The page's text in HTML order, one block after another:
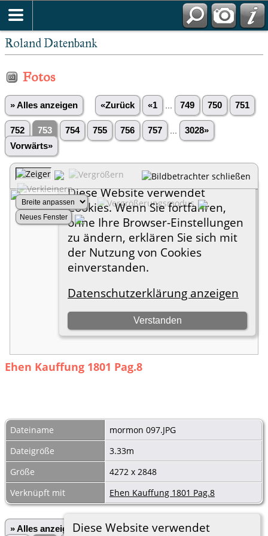
Roland Datenbank
Diese Website verwendet
Fotos
» Alles anzeigen «Zurück «1 749 750 751
752 753 754 755 756 757
3028»
Vorwärts»
Ehen Kauffung 1801 Pag.8
Dateiname
mormon 097.JPG
Dateigröße
3.33m
Größe
4272 x 2848
Verknüpft mit
Ehen Kauffung 1801 Pag.8
» Alles anzeigen «Zurück «1 ... 749 750